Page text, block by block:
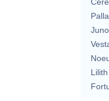
Lilith